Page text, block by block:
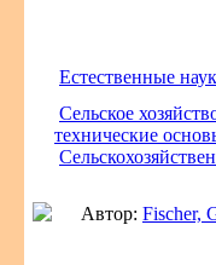
Естественные
Сельское
технические
Автор: Fischer,